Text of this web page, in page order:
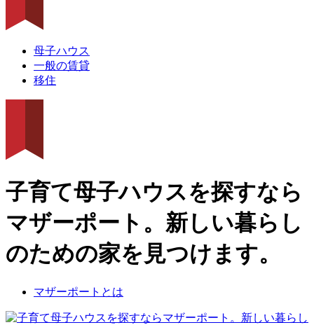
母子ハウス
一般の賃貸
移住
子育て母子ハウスを探すなら
マザーポート。新しい暮らし
のための家を見つけます。
マザーポートとは